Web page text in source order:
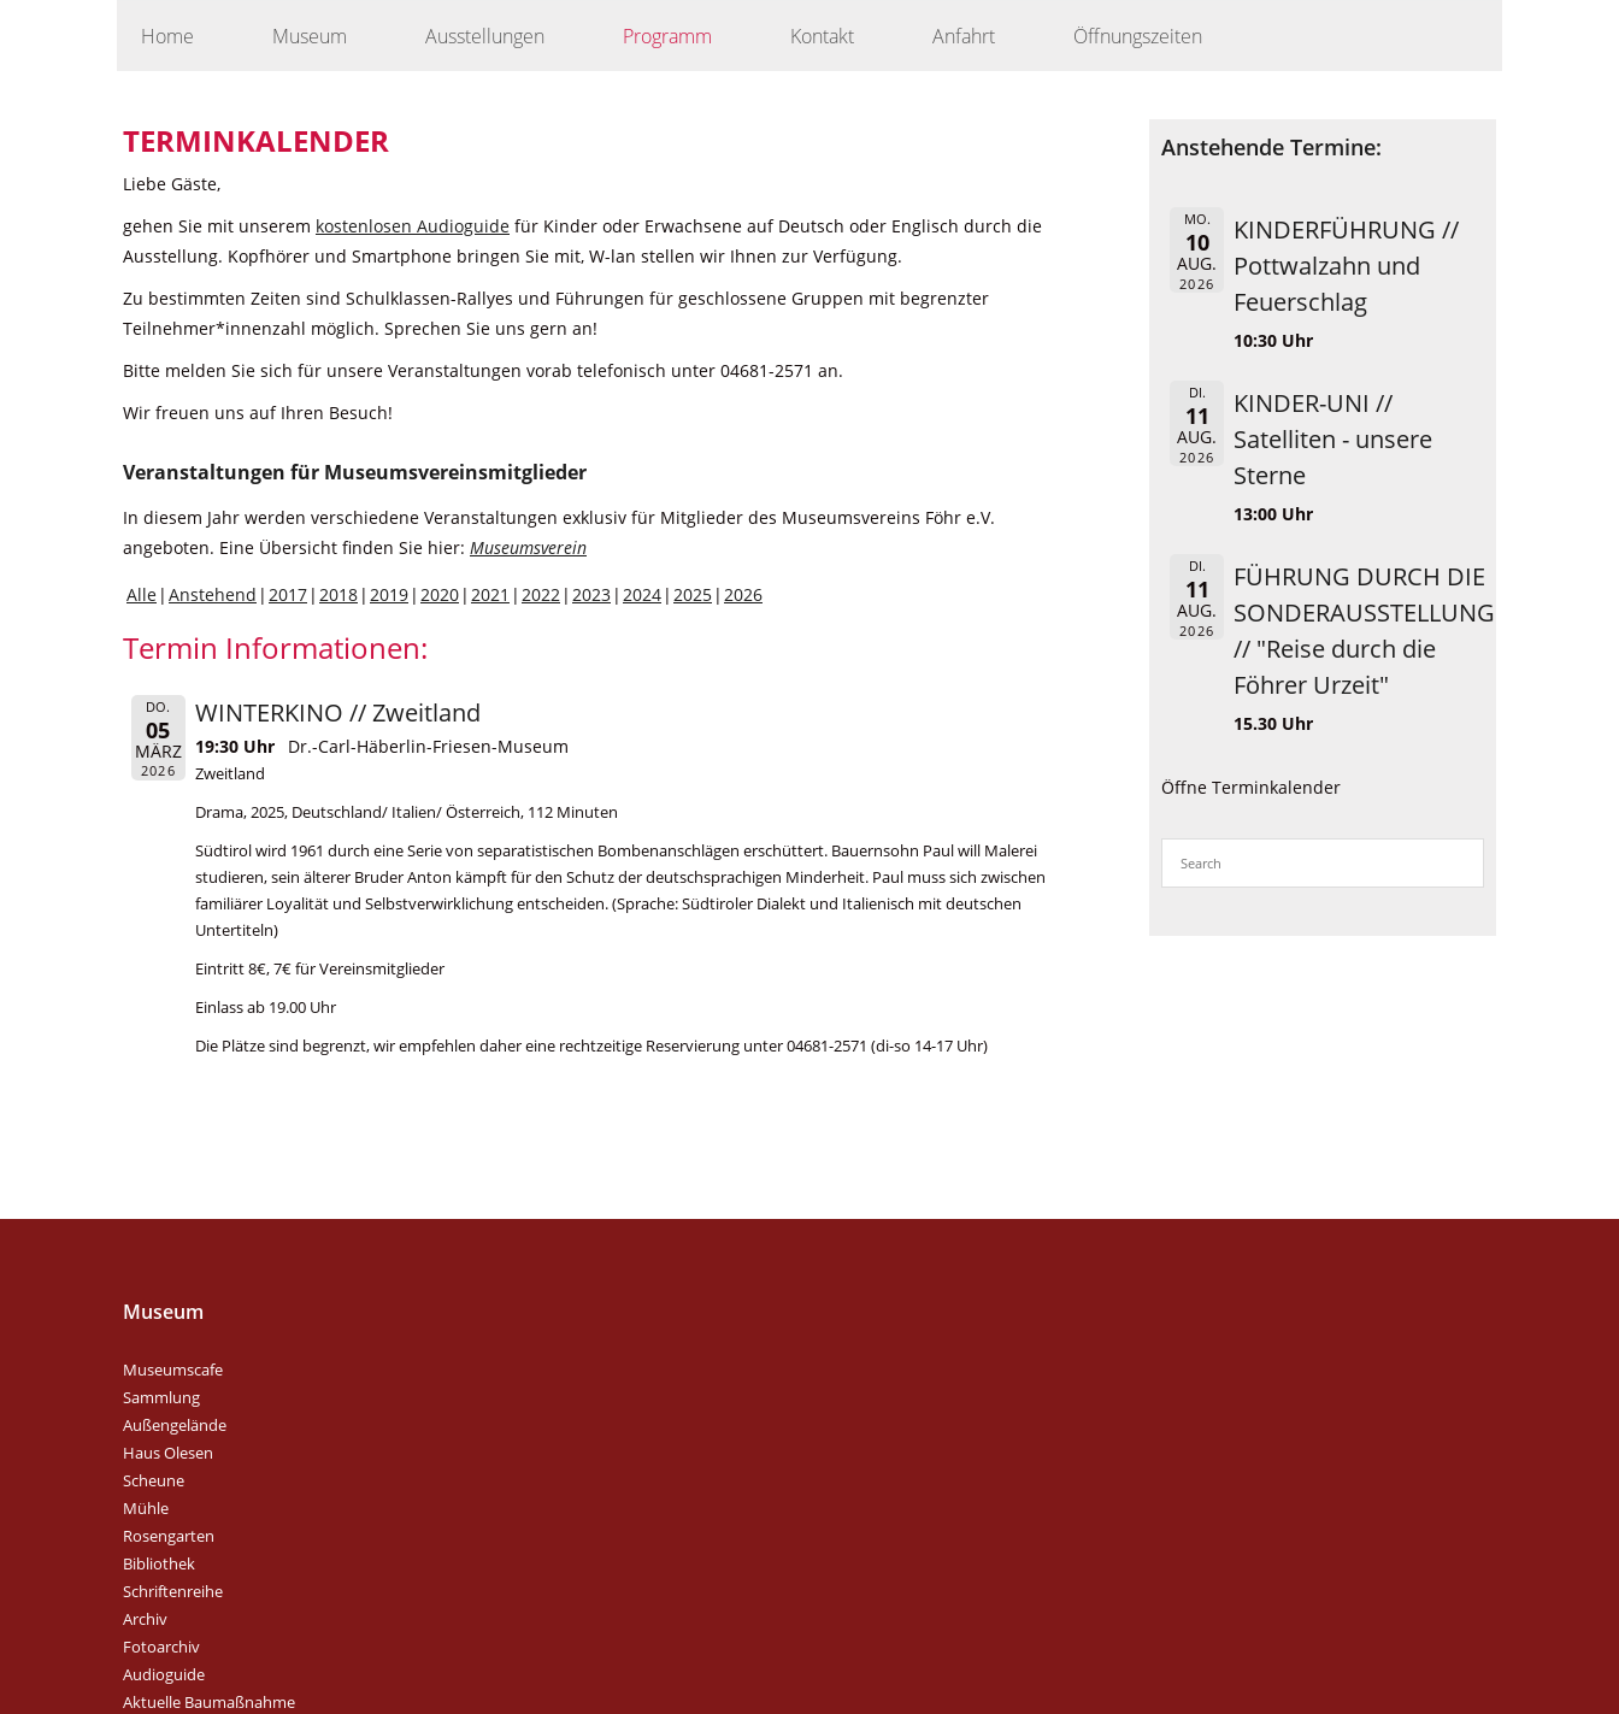
Home Museum Ausstellungen Programm Kontakt Anfahrt Öffnungszeiten
TERMINKALENDER
Liebe Gäste,
gehen Sie mit unserem kostenlosen Audioguide für Kinder oder Erwachsene auf Deutsch oder Englisch durch die
Ausstellung. Kopfhörer und Smartphone bringen Sie mit, W-lan stellen wir Ihnen zur Verfügung.
Zu bestimmten Zeiten sind Schulklassen-Rallyes und Führungen für geschlossene Gruppen mit begrenzter
Teilnehmer*innenzahl möglich. Sprechen Sie uns gern an!
Bitte melden Sie sich für unsere Veranstaltungen vorab telefonisch unter 04681-2571 an.
Wir freuen uns auf Ihren Besuch!
Veranstaltungen für Museumsvereinsmitglieder
In diesem Jahr werden verschiedene Veranstaltungen exklusiv für Mitglieder des Museumsvereins Föhr e.V.
angeboten. Eine Übersicht finden Sie hier: Museumsverein
Alle Anstehend 2017 2018 2019 2020 2021 2022 2023 2024 2025 2026
Termin Informationen:
DO.
05
MÄRZ
2026
WINTERKINO // Zweitland
19:30 Uhr Dr.-Carl-Häberlin-Friesen-Museum
Zweitland
Drama, 2025, Deutschland/ Italien/ Österreich, 112 Minuten
Südtirol wird 1961 durch eine Serie von separatistischen Bombenanschlägen erschüttert. Bauernsohn Paul will Malerei
studieren, sein älterer Bruder Anton kämpft für den Schutz der deutschsprachigen Minderheit. Paul muss sich zwischen
familiärer Loyalität und Selbstverwirklichung entscheiden. (Sprache: Südtiroler Dialekt und Italienisch mit deutschen
Untertiteln)
Eintritt 8€, 7€ für Vereinsmitglieder
Einlass ab 19.00 Uhr
Die Plätze sind begrenzt, wir empfehlen daher eine rechtzeitige Reservierung unter 04681-2571 (di-so 14-17 Uhr)
Anstehende Termine:
MO.
10
AUG.
2026
KINDERFÜHRUNG //
Pottwalzahn und
Feuerschlag
10:30 Uhr
DI.
11
AUG.
2026
KINDER-UNI //
Satelliten - unsere
Sterne
13:00 Uhr
DI.
11
AUG.
2026
FÜHRUNG DURCH DIE
SONDERAUSSTELLUNG
// "Reise durch die
Föhrer Urzeit"
15.30 Uhr
Öffne Terminkalender
Museum
Museumscafe
Sammlung
Außengelände
Haus Olesen
Scheune
Mühle
Rosengarten
Bibliothek
Schriftenreihe
Archiv
Fotoarchiv
Audioguide
Aktuelle Baumaßnahme